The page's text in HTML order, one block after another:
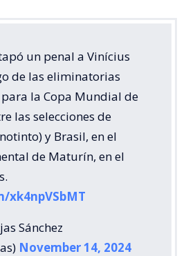
un penal a Vinícius
de las eliminatorias
la Copa Mundial de
las selecciones de
y Brasil, en el
de Maturín, en el
Sánchez
November 14, 2024